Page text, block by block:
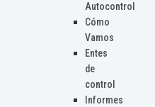
Autocontrol
Cómo
Vamos
Entes
de
control
Informes